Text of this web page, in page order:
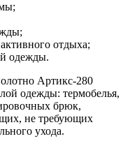
отдыха;
одежды.
Артикс-280
одежды: термобелья,
брюк,
не требующих
ухода.